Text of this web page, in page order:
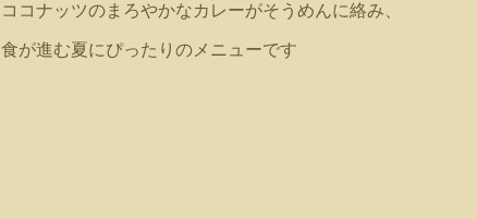
ココナッツのまろやかなカレーがそうめんに絡み、
食が進む夏にぴったりのメニューです